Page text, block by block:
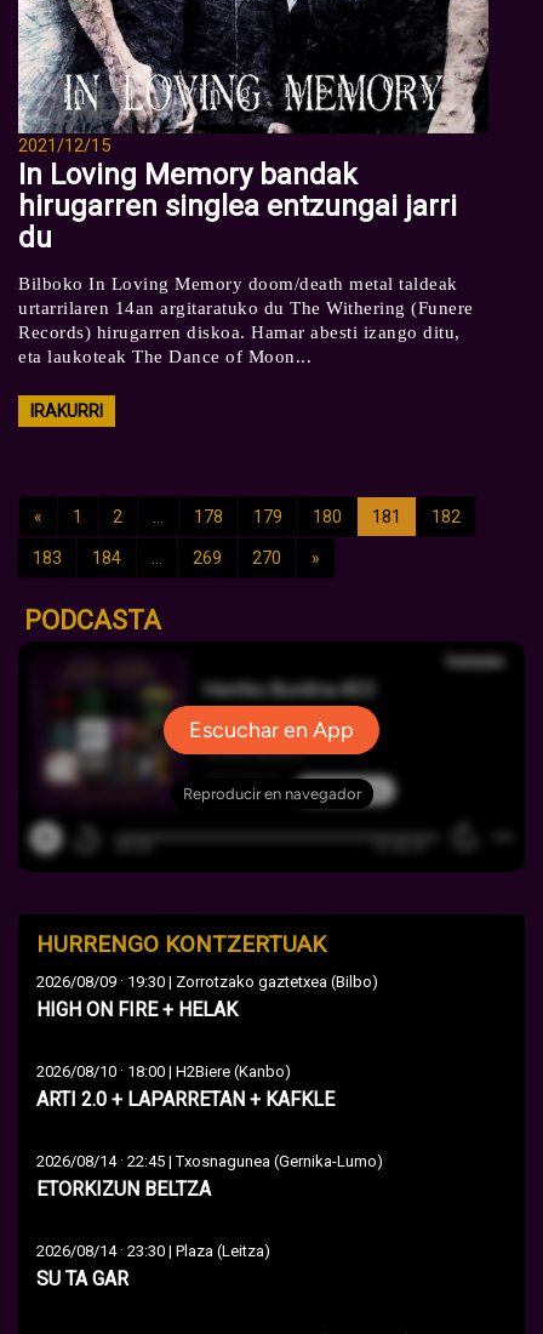
2021/12/15
In Loving Memory bandak
hirugarren singlea entzungai jarri
du
Bilboko In Loving Memory doom/death metal taldeak
urtarrilaren 14an argitaratuko du The Withering (Funere
Records) hirugarren diskoa. Hamar abesti izango ditu,
eta laukoteak The Dance of Moon...
IRAKURRI
« 1 2 178 179 180 181 182
183 184 269 270 »
PODCASTA
HURRENGO KONTZERTUAK
2026/08/09 · 19:30 | Zorrotzako gaztetxea (Bilbo)
HIGH ON FIRE + HELAK
2026/08/10 · 18:00 | H2Biere (Kanbo)
ARTI 2.0 + LAPARRETAN + KAFKLE
2026/08/14· 22:45 | Txosnagunea (Gernika-Lumo)
ETORKIZUN BELTZA
2026/08/14· 23:30 | Plaza (Leitza)
SU TA GAR